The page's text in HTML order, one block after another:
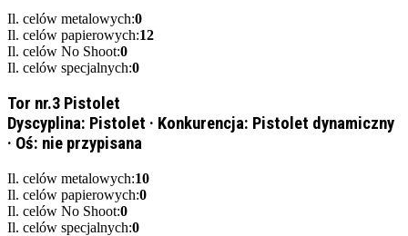
Il. celów metalowych:0
Il. celów papierowych:12
Il. celów No Shoot:0
Il. celów specjalnych:0
Tor nr.3 Pistolet
Dyscyplina: Pistolet · Konkurencja: Pistolet dynamiczny
· Oś: nie przypisana
Il. celów metalowych:10
Il. celów papierowych:0
Il. celów No Shoot:0
Il. celów specjalnych:0